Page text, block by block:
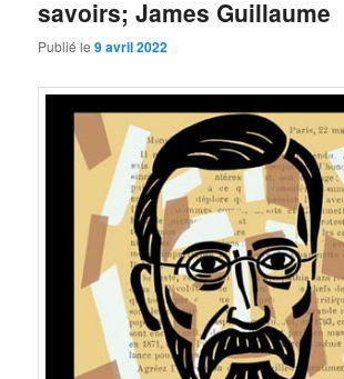
savoirs; James Guillaume
Publié le9 avril 2022